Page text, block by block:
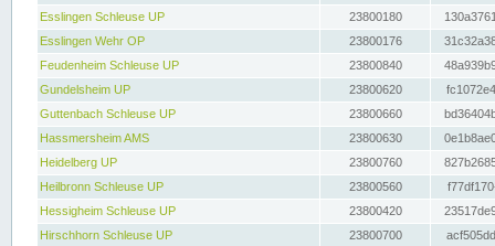
Esslingen Schleuse UP
23800180
Esslingen Wehr OP
23800176
Feudenheim Schleuse UP
23800840
Gundelsheim UP
23800620
Guttenbach Schleuse UP
23800660
Hassmersheim AMS
23800630
Heidelberg UP
23800760
Heilbronn Schleuse UP
23800560
Hessigheim Schleuse UP
23800420
Hirschhorn Schleuse UP
23800700